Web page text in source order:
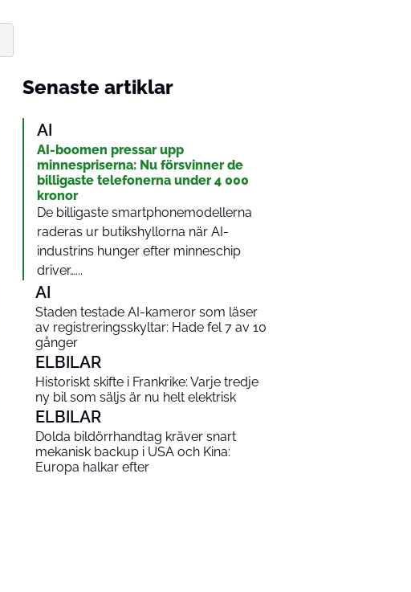
Senaste artiklar
AI
AI-boomen pressar upp
minnespriserna: Nu försvinner de
billigaste telefonerna under 4 000
kronor
De billigaste smartphonemodellerna
raderas ur butikshyllorna när AI-
industrins hunger efter minneschip
driver…...
AI
Staden testade AI-kameror som läser
av registreringsskyltar: Hade fel 7 av 10
gånger
ELBILAR
Historiskt skifte i Frankrike: Varje tredje
ny bil som säljs är nu helt elektrisk
ELBILAR
Dolda bildörrhandtag kräver snart
mekanisk backup i USA och Kina:
Europa halkar efter